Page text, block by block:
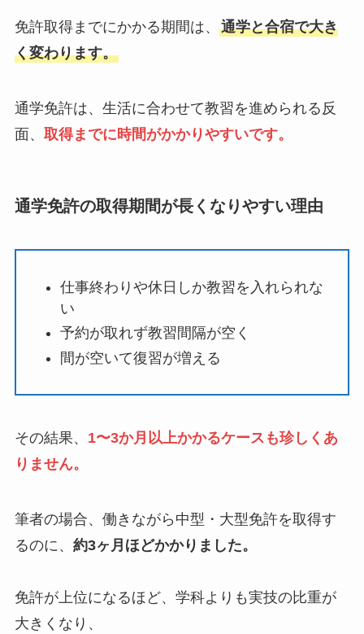
免許取得までにかかる期間は、 通学と合宿で大き
く変わります。
通学免許は、生活に合わせて教習を進められる反
面、 取得までに時間がかかりやすいです。
通学免許の取得期間が長くなりやすい理由
仕事終わりや休日しか教習を入れられな
い
予約が取れず教習間隔が空く
間が空いて復習が増える
その結果、 1〜3か月以上かかるケースも珍しくあ
りません。
筆者の場合、働きながら中型・大型免許を取得す
るのに、 約3ヶ月ほどかかりました。
免許が上位になるほど、学科よりも実技の比重が
大きくなり、